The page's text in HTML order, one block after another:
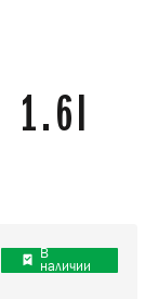
1.6I
В
наличии